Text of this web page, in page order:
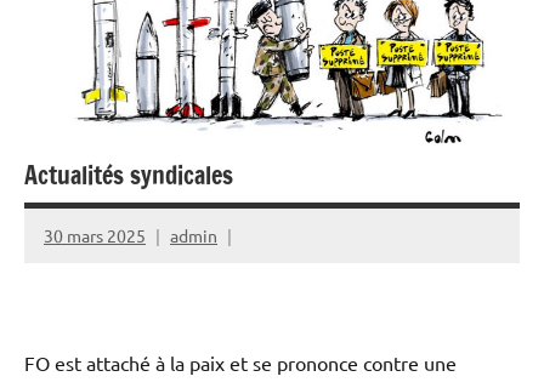
Actualités syndicales
30 mars 2025 admin
FO est attaché à la paix et se prononce contre une